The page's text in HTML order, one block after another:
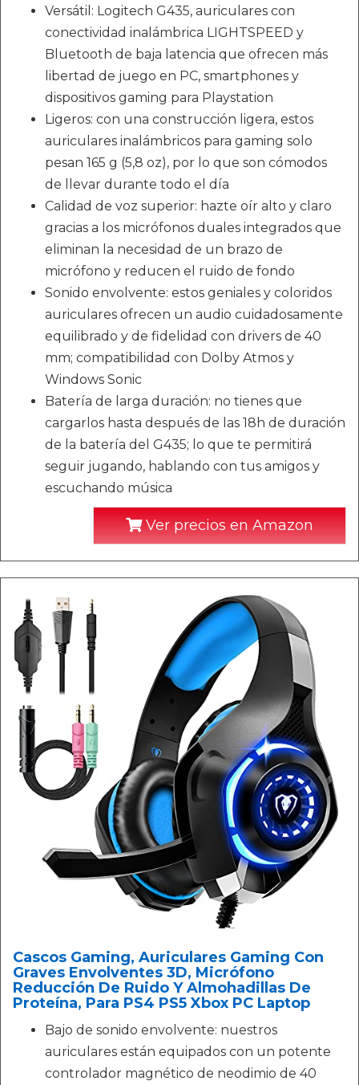
Versátil: Logitech G435, auriculares con
conectividad inalámbrica LIGHTSPEED y
Bluetooth de baja latencia que ofrecen más
libertad de juego en PC, smartphones y
dispositivos gaming para Playstation
Ligeros: con una construcción ligera, estos
auriculares inalámbricos para gaming solo
pesan 165 g (5,8 oz), por lo que son cómodos
de llevar durante todo el día
Calidad de voz superior: hazte oír alto y claro
gracias a los micrófonos duales integrados que
eliminan la necesidad de un brazo de
micrófono y reducen el ruido de fondo
Sonido envolvente: estos geniales y coloridos
auriculares ofrecen un audio cuidadosamente
equilibrado y de fidelidad con drivers de 40
mm; compatibilidad con Dolby Atmos y
Windows Sonic
Batería de larga duración: no tienes que
cargarlos hasta después de las 18h de duración
de la batería del G435; lo que te permitirá
seguir jugando, hablando con tus amigos y
escuchando música
Ver precios en Amazon
Cascos Gaming, Auriculares Gaming Con
Graves Envolventes 3D, Micrófono
Reducción De Ruido Y Almohadillas De
Proteína, Para PS4 PS5 Xbox PC Laptop
Bajo de sonido envolvente: nuestros
auriculares están equipados con un potente
controlador magnético de neodimio de 40